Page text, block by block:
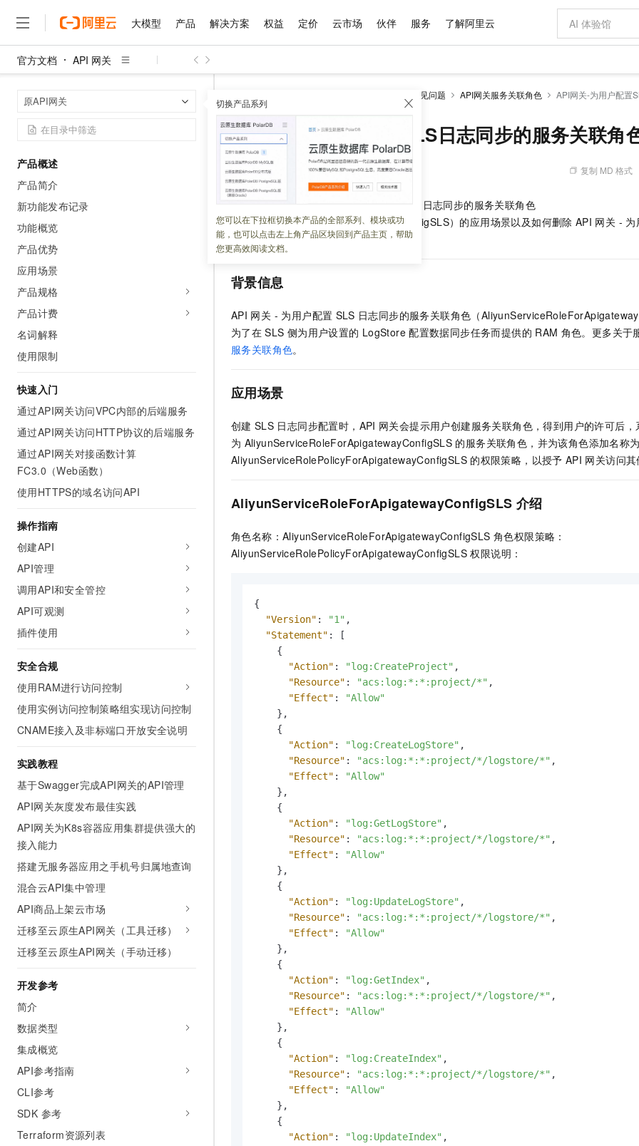
大模型 产品 解决方案 权益 定价 云市场 伙伴 服务 了解阿里云
官方文档 API 网关
原API网关 切换产品系列
您可以在下拉框切换本产品的全部系列、模块或功
能，也可以点击左上角产品区块回到产品主页，帮助
您更高效阅读文档。
产品概述
产品简介
新功能发布记录
功能概览
产品优势
应用场景
产品规格
产品计费
名词解释
使用限制
快速入门
通过API网关访问VPC内部的后端服务
通过API网关访问HTTP协议的后端服务
通过API网关对接函数计算
FC3.0（Web函数）
使用HTTPS的域名访问API
操作指南
创建API
API管理
调用API和安全管控
API可观测
插件使用
安全合规
使用RAM进行访问控制
使用实例访问控制策略组实现访问控制
CNAME接入及非标端口开放安全说明
实践教程
基于Swagger完成API网关的API管理
API网关灰度发布最佳实践
API网关为K8s容器应用集群提供强大的
接入能力
搭建无服务器应用之手机号归属地查询
混合云API集中管理
API商品上架云市场
迁移至云原生API网关（工具迁移）
迁移至云原生API网关（手动迁移）
开发参考
简介
数据类型
集成概览
API参考指南
CLI参考
SDK 参考
Terraform资源列表
常见问题 API网关服务关联角色 API网关-为用户配置
API网关-为用户配置SLS日志同步的服务关联角
更新时间： 2024-11-19 02:34:43 复制 MD 格式
日志同步的服务关联角色
（AliyunServiceRoleForApigatewayConfigSLS）的应用场景以及如何删除 API 网关 - 为
服务关联角色。
背景信息
API 网关 - 为用户配置 SLS 日志同步的服务关联角色（
为了在 SLS 侧为用户设置的 LogStore 配置数据同步任务而提供的 RAM 角色。更多关于
服务关联角色。
应用场景
创建 SLS 日志同步配置时，API 网关会提示用户创建服务关联角色，得到用户的许可后
为 AliyunServiceRoleForApigatewayConfigSLS 的服务关联角色，并为该角色添加名称为
AliyunServiceRolePolicyForApigatewayConfigSLS 的权限策略，以授予 API 网关访问其
AliyunServiceRoleForApigatewayConfigSLS 介绍
角色名称：AliyunServiceRoleForApigatewayConfigSLS 角色权限策略：
AliyunServiceRolePolicyForApigatewayConfigSLS 权限说明：
{
"Version" : "1" ,
"Statement" :
[
{
"Action" : "log:CreateProject" ,
"Resource" : "acs:log:*:*:project/*" ,
"Effect" :
"Allow"
} ,
{
"Action" : "log:CreateLogStore" ,
"Resource" : "acs:log:*:*:project/*/logstore/*" ,
"Effect" :
"Allow"
} ,
{
"Action" : "log:GetLogStore" ,
"Resource" : "acs:log:*:*:project/*/logstore/*" ,
"Effect" :
"Allow"
} ,
{
"Action" : "log:UpdateLogStore" ,
"Resource" : "acs:log:*:*:project/*/logstore/*" ,
"Effect" :
"Allow"
} ,
{
"Action" : "log:GetIndex" ,
"Resource" : "acs:log:*:*:project/*/logstore/*" ,
"Effect" :
"Allow"
} ,
{
"Action" : "log:CreateIndex" ,
"Resource" : "acs:log:*:*:project/*/logstore/*" ,
"Effect" :
"Allow"
} ,
{
"Action" : "log:UpdateIndex" ,
大模型
大模型
大模型
文本生成
Qwen3.8-Max HOT
智能体时代全能旗舰模型
能看、能想、能动手的多模态智能体模型
Qwen3-VL-Plus
视觉 Coding、空间感知、多模态思考等全面升级
Kimi-K3 NEW
Kimi 最新旗舰模型，长程编程与推理利器
GLM-5.2
1M上下文，专为长程任务能力而生
Wan2.7-
个人版上线、团队版降价；千问3.8-Max首发发尝鲜
千问AI平台-模型体验
Happy 系列大模型
丰富多元化的应用模版和解决方案
大模型服务平台百炼-智能体
人工智能平台 PAI
面向真实软件
万有无界
快速部署 Dify，高效搭建 AI 应用
10 分钟在聊天系统中增加一个 AI 助手
在企业官网、通讯软件中为客户提供 AI 客服
产品
精选产品
人工智能与机器学习
容器
存储
网络与CDN
安全
中间件
数据库
媒体服务
企业服务与云通信
Serverless
开发工具
精选产品
大模型服务平台百炼
大模型服务与应用平台
千问大模型
多元化、高性能、安全可靠的大模型服务
无影云电脑
随时随地安全接入的云上超级电脑
云解析DNS
云原生大数据计算服务 MaxCompute
域名与网站
提供智能易用的域名与建站服务
对象存储 OSS
人工智能平台 PAI 大模型
一站式AI开发、训练和推理服务
Qoder CN
安全可靠、弹
解决方案
精选解决方案
AI
大数据
现代化应用
网络
可观测
上云与迁云
企业出海
政企业务
精选解决方案
千问办公，解锁你的工作新方式
企业级Agent产品，直接交付可用成果
Agency Agents：拥有专属领域专家
多领域专家智能体,一键组建 AI 虚拟交付团队
HappyHorse 打造一站式影视创作平台
快速拥有专属 OpenClaw
睿译宝，AI翻译排版一步到位
上传文档即自动完成翻译和格式还原
GLM-5.2：长任务时代开源旗舰模型
Hermes Agent，打造自进化智能体
自主进化，持久记忆，越用越聪明
Claude Code + GStack 打造工程团队
轻松解锁专属
权益 普惠上云
普惠上云 官方力荐
云服务器38元/年起，超值低价云产品抢先购
官方推荐返现计划
推荐新用户得奖励，单订单最高返9万
云工开物
高校专属算力普惠，学生认证享300元代金券
免费试用
解决方案免费试用 新老同享
AI 产品 免费试用
1亿+ 大模型 tokens 和 30+ 款产品免费体验
产品新客免费试用，最长12个月
大模型ACA认证体验
助力企业全员 AI 认知与能力提升
AI 特惠
智启 AI 普惠权益
至高享 1亿+免费 tokens，加速 Al 应用落地
阿里云 OPC 创新助力计划
至高百万元 Token 补贴，加速一人公司成长
Token Plan 模型订阅计划 NEW
Qwen3.8-Max 首发尝鲜，限时加量 10 倍，夜间低至2折
千问办公，限时限量积分加倍
Night Plan 支持 Qwen 3.8-Max NEW
AI 场景体
智能编程，一
从图文生成到
AI 办公
定价 产品定价
了解云产品的定价详情
云上成本管理
管理和优化成本
价格计算器
自助选配和估算价格
价格优势
推动算力普惠，释放技术红利
配置报价
云市场 精选商城
网站建设
多端小程序
Salesforce 国际版订阅
友盟天域
观测云
Tuya 物联网平台阿里云版
电子合同
畅捷通
Tableau 订阅
行业生态解决方案
开发者生态解决方案
数据与 API
数据集
手机三要素
身份实名认证
短信
OCR 文字识别
发票查验
天气预报查询
企业应用
财税管理
400电话
基础软件
宝塔 Linux
Ubuntu
Red Hat
模板建站
定制建站
伙伴 成为销售伙伴
分销伙伴
咨询伙伴
销售伙伴合作计划
Salesforce On Alibaba Cloud
Consulting Partner 合作计划
成为产品伙伴
产品生态集成认证中心
产品生态伙伴
产品生态伙伴工作台
产品伙伴
弹性计算合作
服务生态伙伴
服务 售前咨询
在线服务
售后服务
自助服务
工单服务
短信专区
企业增值服务
企业支持计划
专家技术服务
企业增值服务台
企业成长
服务实践
阿里云认证
全部认证
官网公告
了解阿里云 为什么选择阿里云
什么是云计算
技术领先
稳定可靠
安全合规
分析师报告
研究报告与白皮书
天池大赛
AI 算法大赛
云开发大赛
最佳实践
云上春晚
云上奥运之旅
云栖战略参考
云上的中国
看见新力量
金融模力时刻
客户案例
市场活动
阿里云中企出
魔搭
云工开物